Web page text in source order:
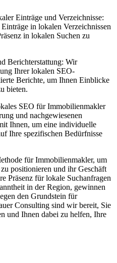
Einträge und Verzeichnisse:
in lokalen Verzeichnissen
in lokalen Suchen zu
Berichterstattung: Wir
Ihrer lokalen SEO-
Berichte, um Ihnen Einblicke
bieten.
SEO für Immobilienmakler
und nachgewiesenen
Ihnen, um eine individuelle
Ihre spezifischen Bedürfnisse
für Immobilienmakler, um
positionieren und ihr Geschäft
Präsenz für lokale Suchanfragen
in der Region, gewinnen
den Grundstein für
Consulting sind wir bereit, Sie
und Ihnen dabei zu helfen, Ihre